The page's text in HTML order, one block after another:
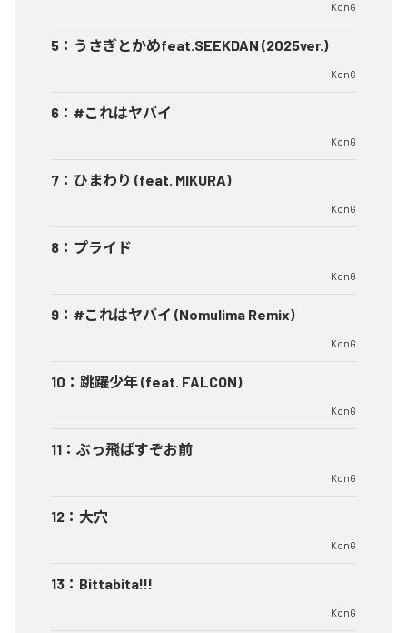
KonG
5 ： うさぎとかめfeat.SEEKDAN (2025ver.)
KonG
6 ： #これはヤバイ
KonG
7 ： ひまわり (feat. MIKURA)
KonG
8 ： プライド
KonG
9 ： #これはヤバイ (Nomulima Remix)
KonG
10 ： 跳躍少年 (feat. FALCON)
KonG
11 ： ぶっ飛ばすぞお前
KonG
12 ： 大穴
KonG
13 ： Bittabita!!!
KonG